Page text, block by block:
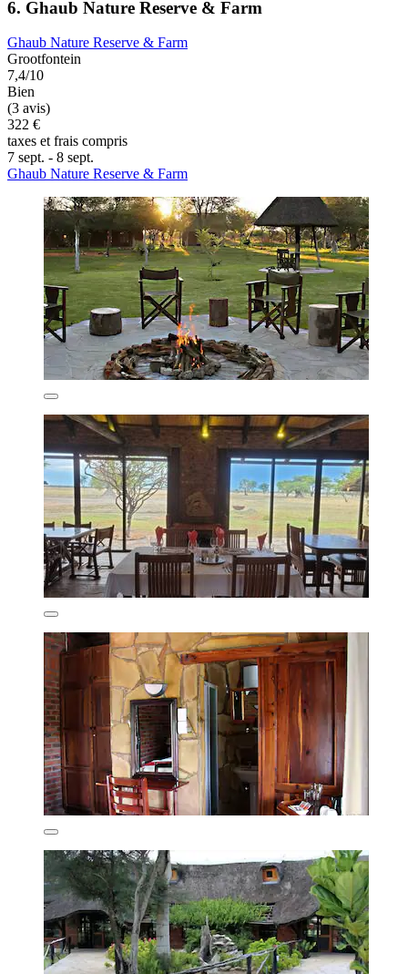
6. Ghaub Nature Reserve & Farm
Ghaub Nature Reserve & Farm
Grootfontein
7,4/10
Bien
(3 avis)
322 €
taxes et frais compris
7 sept. - 8 sept.
Ghaub Nature Reserve & Farm